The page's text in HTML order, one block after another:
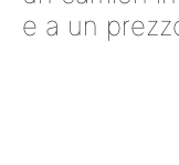
e a un